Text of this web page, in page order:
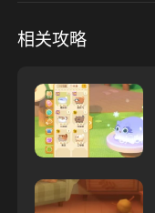
相关攻略